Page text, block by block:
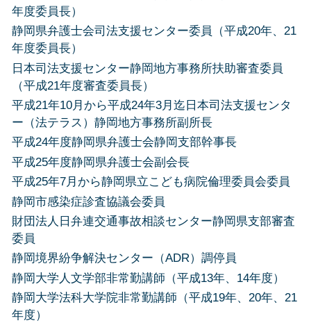
年度委員長）
静岡県弁護士会司法支援センター委員（平成20年、21
年度委員長）
日本司法支援センター静岡地方事務所扶助審査委員
（平成21年度審査委員長）
平成21年10月から平成24年3月迄日本司法支援センタ
ー（法テラス）静岡地方事務所副所長
平成24年度静岡県弁護士会静岡支部幹事長
平成25年度静岡県弁護士会副会長
平成25年7月から静岡県立こども病院倫理委員会委員
静岡市感染症診査協議会委員
財団法人日弁連交通事故相談センター静岡県支部審査
委員
静岡境界紛争解決センター（ADR）調停員
静岡大学人文学部非常勤講師（平成13年、14年度）
静岡大学法科大学院非常勤講師（平成19年、20年、21
年度）